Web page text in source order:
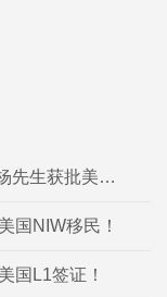
先生获批美国
国NIW移民！
国L1签证！